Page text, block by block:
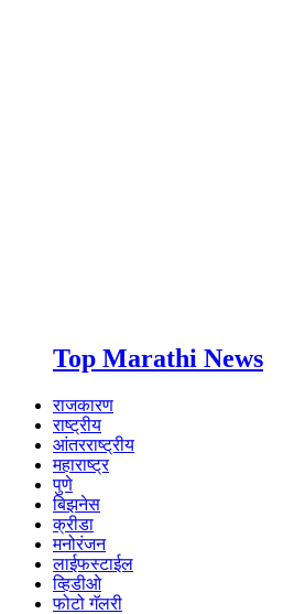
Top Marathi News
राजकारण
राष्ट्रीय
आंतरराष्ट्रीय
महाराष्ट्र
पुणे
बिझनेस
क्रीडा
मनोरंजन
लाईफस्टाईल
व्हिडीओ
फोटो गॅलरी